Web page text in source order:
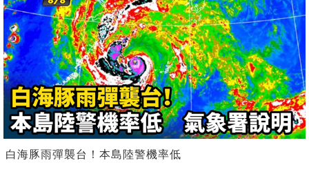
白海豚雨彈襲台！本島陸警機率低